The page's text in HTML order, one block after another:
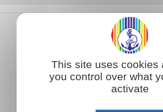
This site uses cookies
you control over what
activate